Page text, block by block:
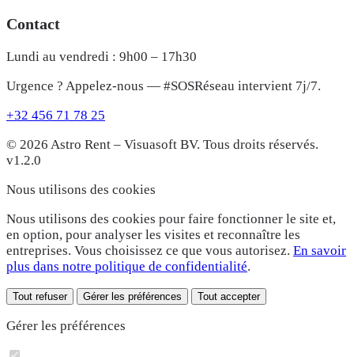
Contact
Lundi au vendredi : 9h00 – 17h30
Urgence ? Appelez-nous — #SOSRéseau intervient 7j/7.
+32 456 71 78 25
© 2026 Astro Rent – Visuasoft BV. Tous droits réservés.
v1.2.0
Nous utilisons des cookies
Nous utilisons des cookies pour faire fonctionner le site et,
en option, pour analyser les visites et reconnaître les
entreprises. Vous choisissez ce que vous autorisez. En savoir
plus dans notre politique de confidentialité.
Tout refuser Gérer les préférences Tout accepter
Gérer les préférences